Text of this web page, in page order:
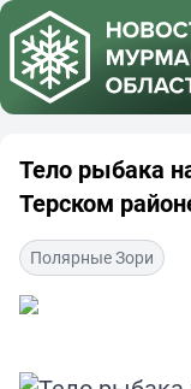
Тело рыбака
Терском
Полярные Зори